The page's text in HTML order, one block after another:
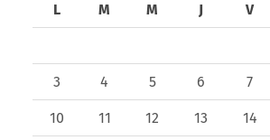
L
M M J V
3 4 5 6 7
10 11 12 13 14